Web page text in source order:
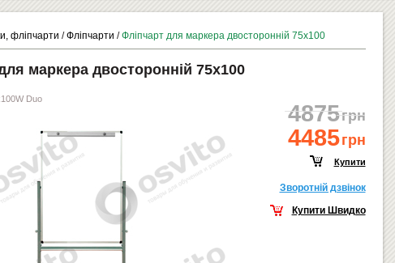
фліпчарти /Фліпчарти /Фліпчарт для маркера двосторонній 75х100
маркера двосторонній 75х100
Duo
4875грн
4485грн
Купити
Зворотнiй дзвiнок
Купити Швидко